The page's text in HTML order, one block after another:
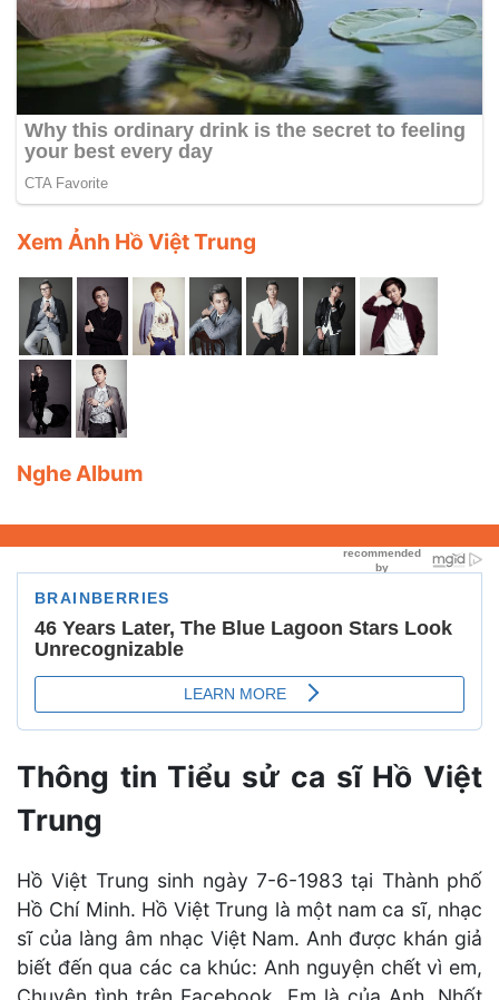
Xem Ảnh Hồ Việt Trung
Nghe Album
Thông tin Tiểu sử ca sĩ Hồ Việt
Trung
Hồ Việt Trung sinh ngày 7-6-1983 tại Thành phố
Hồ Chí Minh. Hồ Việt Trung là một nam ca sĩ, nhạc
sĩ của làng âm nhạc Việt Nam. Anh được khán giả
biết đến qua các ca khúc: Anh nguyện chết vì em,